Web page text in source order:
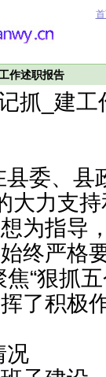
作述职报告
抓_建工
委、县
大力支
为指导
终严格
焦“狠抓
了积极
况